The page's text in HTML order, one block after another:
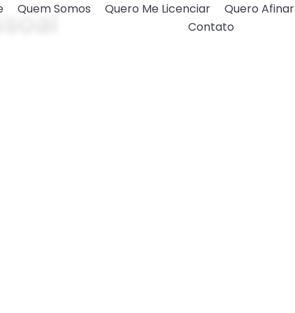
Quem Somos Quero Me Licenciar Quero Afinar
Contato